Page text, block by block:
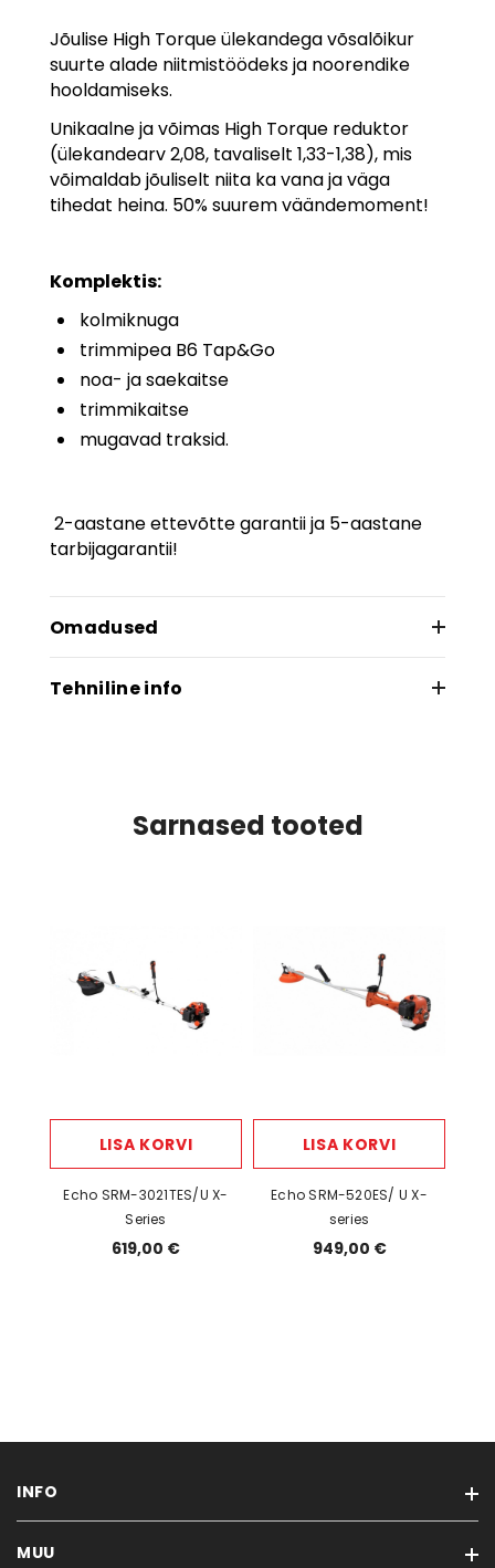
Jõulise High Torque ülekandega võsalõikur
suurte alade niitmistöödeks ja noorendike
hooldamiseks.
Unikaalne ja võimas High Torque reduktor
(ülekandearv 2,08, tavaliselt 1,33-1,38), mis
võimaldab jõuliselt niita ka vana ja väga
tihedat heina. 50% suurem väändemoment!
Komplektis:
kolmiknuga
trimmipea B6 Tap&Go
noa- ja saekaitse
trimmikaitse
mugavad traksid.
2-aastane ettevõtte garantii ja 5-aastane
tarbijagarantii!
Omadused
Magneesiumsulamist karter
Efektiivne antivibratsioonisüsteem
Ülekandearv 2,08 ( jõulise ülekandega
High Torque reduktor)
Tehniline info
Sarnased tooted
LISA KORVI
Echo SRM-3021TES/U X-
Series
619,00 €
LISA KORVI
Echo SRM-520ES/ U X-
series
949,00 €
INFO
Teenused
MUU